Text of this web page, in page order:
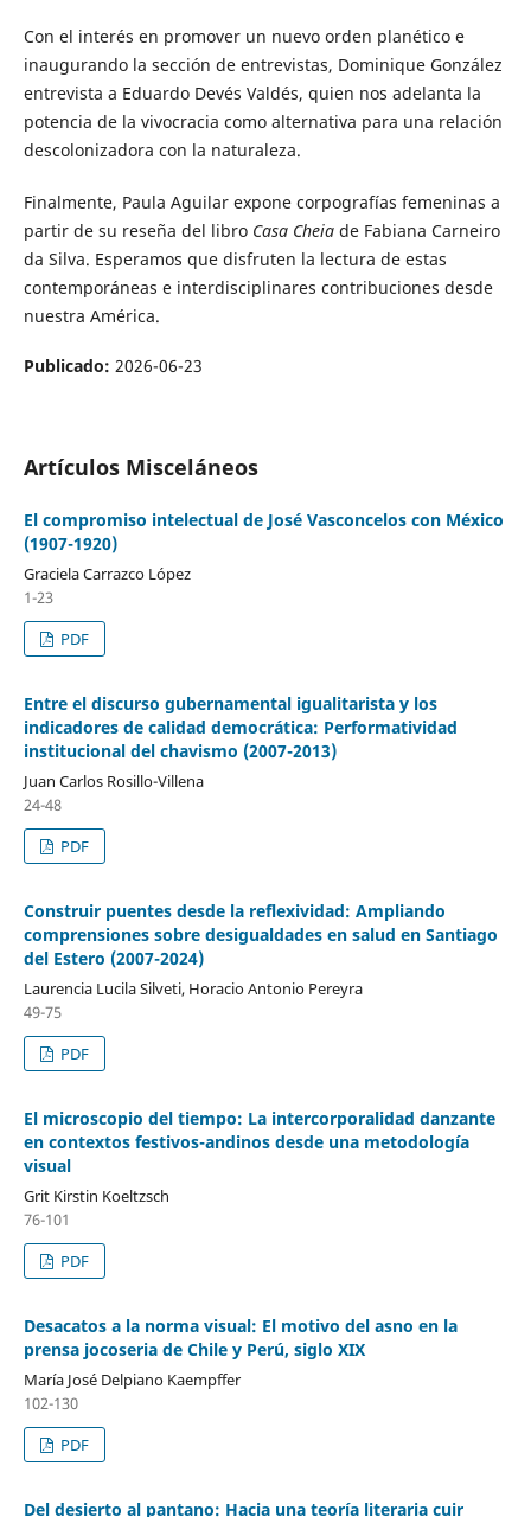
Con el interés en promover un nuevo orden planético e
inaugurando la sección de entrevistas, Dominique González
entrevista a Eduardo Devés Valdés, quien nos adelanta la
potencia de la vivocracia como alternativa para una relación
descolonizadora con la naturaleza.
Finalmente, Paula Aguilar expone corpografías femeninas a
partir de su reseña del libro Casa Cheiade Fabiana Carneiro
da Silva. Esperamos que disfruten la lectura de estas
contemporáneas e interdisciplinares contribuciones desde
nuestra América.
Publicado: 2026-06-23
Artículos Misceláneos
El compromiso intelectual de José Vasconcelos con México
(1907-1920)
Graciela Carrazco López
1-23
PDF
Entre el discurso gubernamental igualitarista y los
indicadores de calidad democrática: Performatividad
institucional del chavismo (2007-2013)
Juan Carlos Rosillo-Villena
24-48
PDF
Construir puentes desde la reflexividad: Ampliando
comprensiones sobre desigualdades en salud en Santiago
del Estero (2007-2024)
Laurencia Lucila Silveti, Horacio Antonio Pereyra
49-75
PDF
El microscopio del tiempo: La intercorporalidad danzante
en contextos festivos-andinos desde una metodología
visual
Grit Kirstin Koeltzsch
76-101
PDF
Desacatos a la norma visual: El motivo del asno en la
prensa jocoseria de Chile y Perú, siglo XIX
María José Delpiano Kaempffer
102-130
PDF
Del desierto al pantano: Hacia una teoría literaria cuir